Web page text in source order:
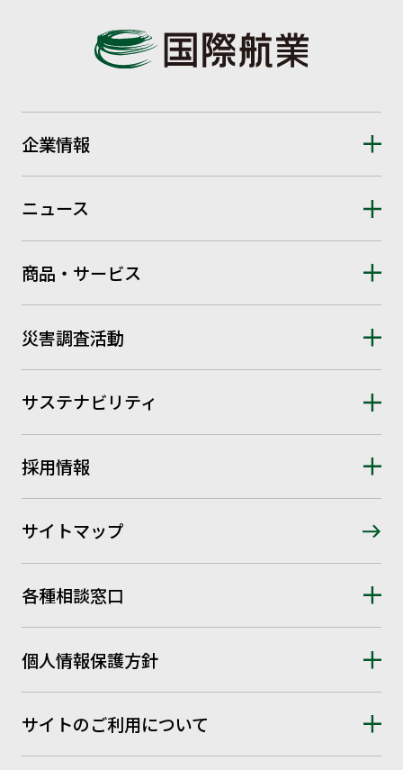
企業情報
ニュース
商品・サービス
災害調査活動
サステナビリティ
採用情報
サイトマップ
各種相談窓口
個人情報保護方針
サイトのご利用について